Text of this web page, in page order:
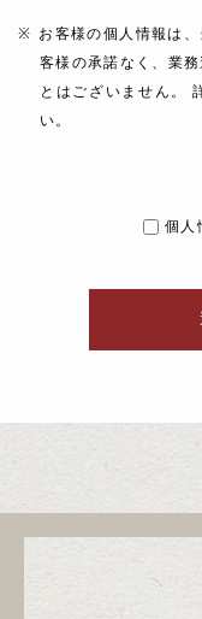
お客様の個人情報は
客様の承諾なく、業
とはございません。
い。
個人